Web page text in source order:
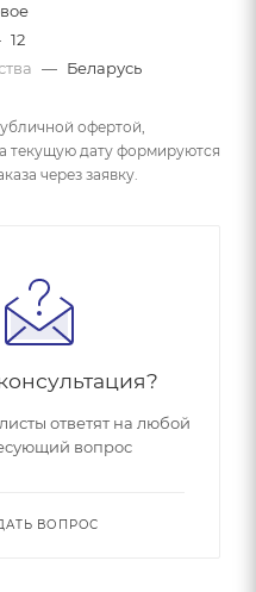
12
— Беларусь
офертой,
текущую дату формируются
через заявку.
ответят на любой
вопрос
ВОПРОС